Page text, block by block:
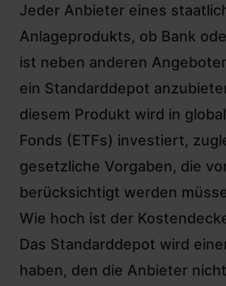
Jeder Anbieter eines
Anlageprodukts, ob Bank
ist neben anderen
ein Standarddepot
diesem Produkt wird in
Fonds (ETFs) investiert,
gesetzliche Vorgaben, die
berücksichtigt werden
Wie hoch ist der
Das Standarddepot wird
haben, den die Anbieter